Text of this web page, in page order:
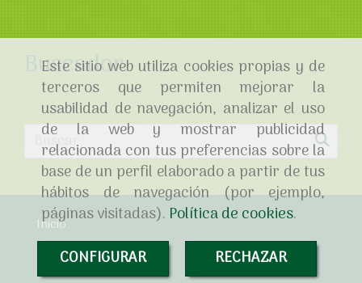
Este sitio web utiliza cookies propias y de
terceros que permiten mejorar la
usabilidad de navegación, analizar el uso
de la web y mostrar publicidad
relacionada con tus preferencias sobre la
base de un perfil elaborado a partir de tus
hábitos de navegación (por ejemplo,
páginas visitadas). Política de cookies.
CONFIGURAR RECHAZAR
Buscador
Inicio
Política de cookies